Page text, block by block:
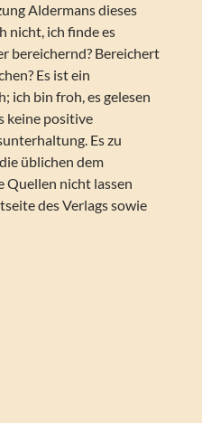
Aldermans dieses
nicht, ich finde es
bereichernd? Bereichert
Es ist ein
ich bin froh, es gelesen
keine positive
Es zu
üblichen dem
Quellen nicht lassen
des Verlags sowie